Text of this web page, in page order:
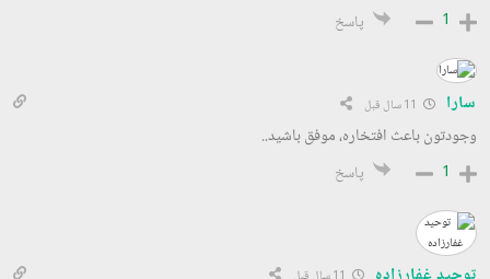
1 پاسخ
سارا
وجودتون باعث افتخاره، موفق باشید..
1 پاسخ